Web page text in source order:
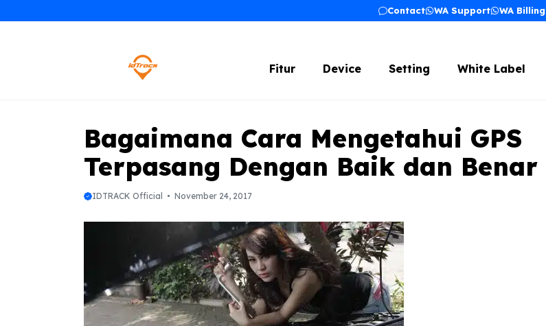
to
Contact WA Support WA Billing
Fitur Device Setting White Label
Bagaimana Cara Mengetahui GPS
Terpasang Dengan Baik dan Benar
IDTRACK Official November 24, 2017